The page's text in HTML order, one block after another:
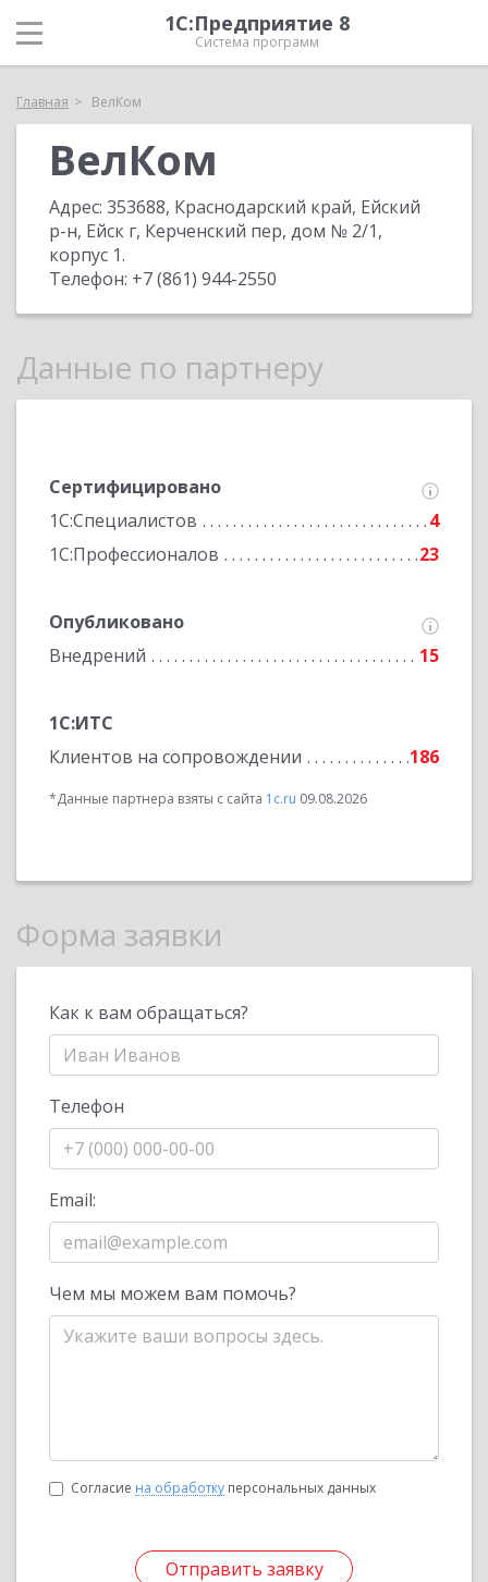
1С:Предприятие 8
Система программ
Главная ВелКом
ВелКом
Адрес: 353688, Краснодарский край, Ейский
р-н, Ейск г, Керченский пер, дом № 2/1,
корпус 1.
Телефон: +7 (861) 944-2550
Данные по партнеру
Сертифицировано
1С:Специалистов
4
1С:Профессионалов
23
Опубликовано
Внедрений
15
1С:ИТС
Клиентов на сопровождении
186
*Данные партнера взяты с сайта 1c.ru 09.08.2026
Форма заявки
Как к вам обращаться?
Телефон
Email:
Чем мы можем вам помочь?
Согласие на обработку персональных данных
Отправить заявку